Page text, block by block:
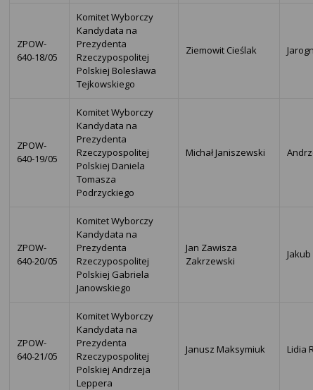
ZPOW-
640-18/05
Komitet Wyborczy
Kandydata na
Prezydenta
Rzeczypospolitej
Polskiej Bolesława
Tejkowskiego
Ziemowit Cieślak
ZPOW-
640-19/05
Komitet Wyborczy
Kandydata na
Prezydenta
Rzeczypospolitej
Polskiej Daniela
Tomasza
Podrzyckiego
Michał Janiszewski
ZPOW-
640-20/05
Komitet Wyborczy
Kandydata na
Prezydenta
Rzeczypospolitej
Polskiej Gabriela
Janowskiego
Jan Zawisza
Zakrzewski
ZPOW-
640-21/05
Komitet Wyborczy
Kandydata na
Prezydenta
Rzeczypospolitej
Polskiej Andrzeja
Leppera
Janusz Maksymiuk Lidia